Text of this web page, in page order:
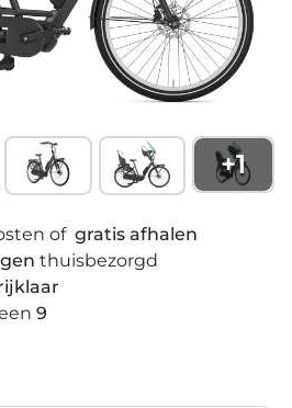
+1
of gratis afhalen
thuisbezorgd
9